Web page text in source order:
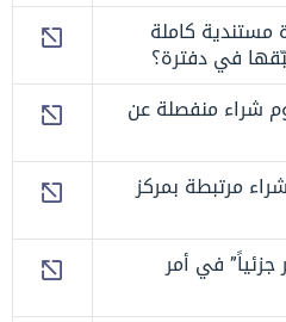
كاملة
في دفترة؟
شراء منفصلة عن
مرتبطة بمركز
في أمر